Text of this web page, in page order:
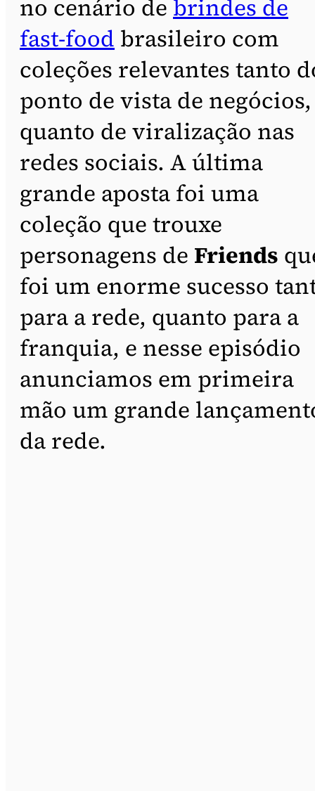
no cenário de brindes de
fast-food brasileiro com
coleções relevantes tanto
ponto de vista de negócios,
quanto de viralização nas
redes sociais. A última
grande aposta foi uma
coleção que trouxe
personagens de Friends
foi um enorme sucesso
para a rede, quanto para a
franquia, e nesse episódio
anunciamos em primeira
mão um grande
da rede.